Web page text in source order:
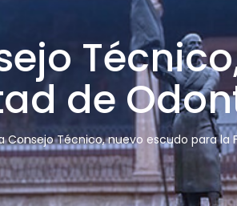
de
Consejo Técnico, nuevo escudo para